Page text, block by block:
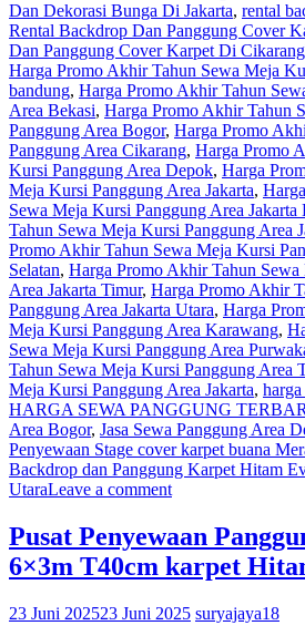
Dan Dekorasi Bunga Di Jakarta, rental
Rental Backdrop Dan Panggung Cover
Dan Panggung Cover Karpet Di Cikarang
Harga Promo Akhir Tahun Sewa Meja
bandung, Harga Promo Akhir Tahun
Area Bekasi, Harga Promo Akhir Tahun
Panggung Area Bogor, Harga Promo
Panggung Area Cikarang, Harga Promo
Kursi Panggung Area Depok, Harga
Meja Kursi Panggung Area Jakarta,
Sewa Meja Kursi Panggung Area Jakarta
Tahun Sewa Meja Kursi Panggung Area
Promo Akhir Tahun Sewa Meja Kursi
Selatan, Harga Promo Akhir Tahun
Area Jakarta Timur, Harga Promo Akhir
Panggung Area Jakarta Utara, Harga
Meja Kursi Panggung Area Karawang,
Sewa Meja Kursi Panggung Area
Tahun Sewa Meja Kursi Panggung Area
Meja Kursi Panggung Area Jakarta,
HARGA SEWA PANGGUNG
Area Bogor, Jasa Sewa Panggung Area
Penyewaan Stage cover karpet buana
Backdrop dan Panggung Karpet Hitam
UtaraLeave a comment
Pusat Penyewaan
6×3m T40cm karpet
23 Juni 202523 Juni 2025 suryajaya18